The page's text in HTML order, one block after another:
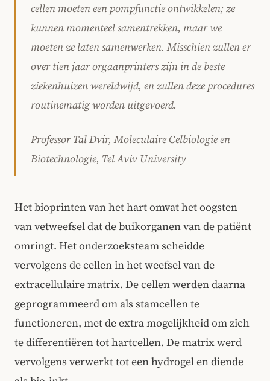
cellen moeten een pompfunctie ontwikkelen; ze
kunnen momenteel samentrekken, maar we
moeten ze laten samenwerken. Misschien zullen er
over tien jaar orgaanprinters zijn in de beste
ziekenhuizen wereldwijd, en zullen deze procedures
routinematig worden uitgevoerd.
Professor Tal Dvir, Moleculaire Celbiologie en
Biotechnologie, Tel Aviv University
Het bioprinten van het hart omvat het oogsten
van vetweefsel dat de buikorganen van de patiënt
omringt. Het onderzoeksteam scheidde
vervolgens de cellen in het weefsel van de
extracellulaire matrix. De cellen werden daarna
geprogrammeerd om als stamcellen te
functioneren, met de extra mogelijkheid om zich
te differentiëren tot hartcellen. De matrix werd
vervolgens verwerkt tot een hydrogel en diende